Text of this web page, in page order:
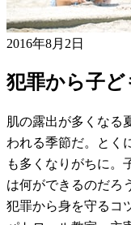
2016年8月2日
犯罪から子ど
肌の露出が多くなる
われる季節だ。とく
も多くなりがちに。
は何ができるのだろ
犯罪から身を守るコ